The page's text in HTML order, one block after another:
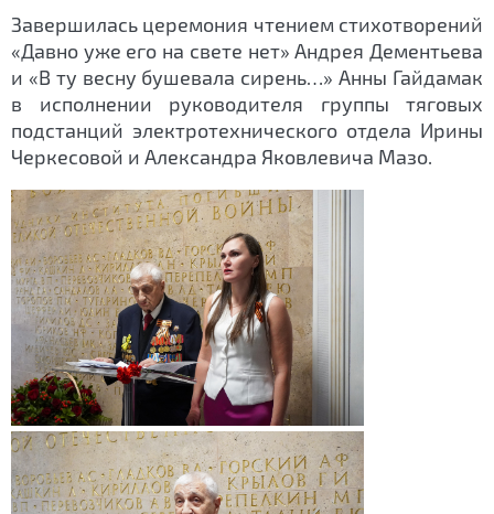
Завершилась церемония чтением стихотворений
«Давно уже его на свете нет» Андрея Дементьева
и «В ту весну бушевала сирень…» Анны Гайдамак
в исполнении руководителя группы тяговых
подстанций электротехнического отдела Ирины
Черкесовой и Александра Яковлевича Мазо.